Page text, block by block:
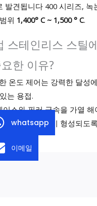
발견됩니다 400 시리즈, 녹
위 1,400° C ~ 1,500 ° C.
스테인리스 스틸
한 이유?
온도 제어는 강력한 달성
는 용접.
이스와 필러 금속을 가열 해
다., 품질 채권이 형성되도
whatsapp
이메일